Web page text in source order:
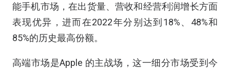
能手机市场，在出货量、营收和经营利润增长方面
表现优异，进而在2022年分别达到18%、48%和
85%的历史最高份额。
高端市场是Apple 的主战场，这一细分市场受到今